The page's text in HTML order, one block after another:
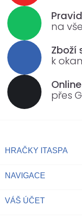
na
Zboží
k
přes
HRAČKY ITASPA
NAVIGACE
VÁŠ ÚČET